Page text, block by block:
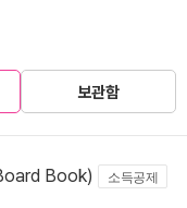
보관함
Book) 소득공제